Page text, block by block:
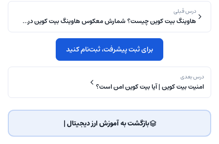
درس قبلی
هاوینگ بیت کوین چیست؟ شمارش معکوس هاوینگ بیت کوین در…
برای ثبت پیشرفت، ثبت‌نام کنید
درس بعدی
امنیت بیت کوین | آیا بیت کوین امن است؟
بازگشت به آموزش ارز دیجیتال | ‌